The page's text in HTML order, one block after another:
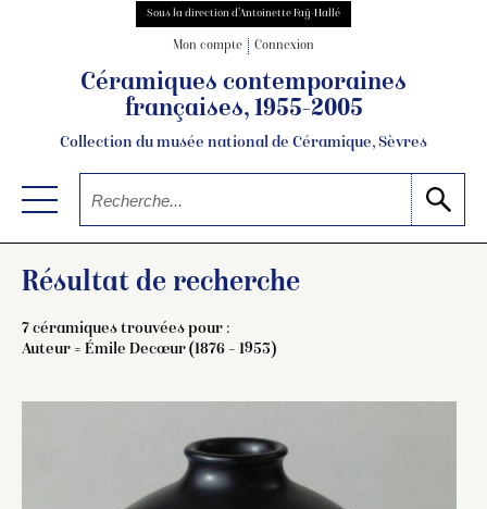
Sous la direction d’Antoinette Faÿ-Hallé
Mon compte Connexion
Céramiques contemporaines
françaises, 1955-2005
Collection du musée national de Céramique, Sèvres
Résultat de recherche
7 céramiques trouvées pour :
Auteur = Émile Decœur (1876 – 1953)